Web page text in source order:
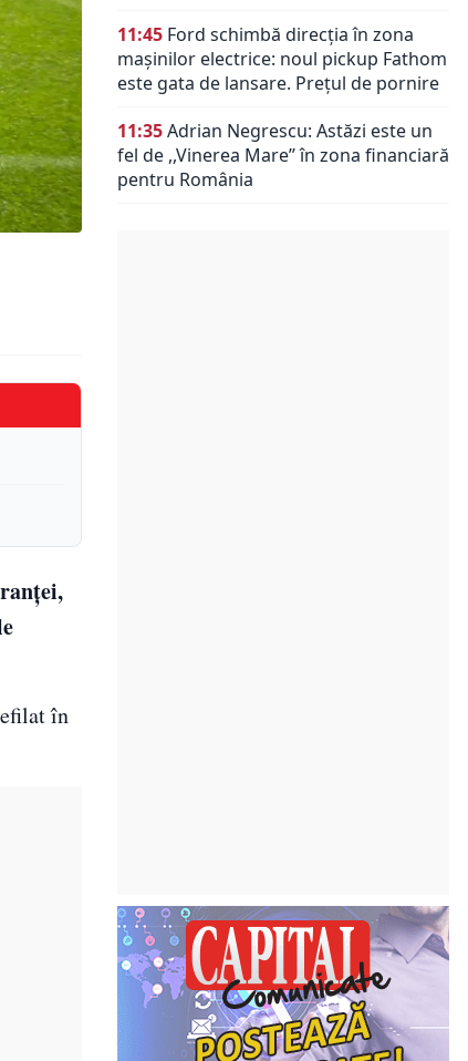
în
11:45 Ford schimbă direcția în zona
mașinilor electrice: noul pickup Fathom
este gata de lansare. Prețul de pornire
11:35Adrian Negrescu: Astăzi este un
fel de ,,Vinerea Mare’’ în zona financiară
pentru România